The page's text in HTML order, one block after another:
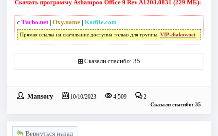
Скачать программу Ashampoo Office 9 Rev A1203.0831 (229 МБ):
с Turbo.net| Oxy.name| Katfile.com |
Прямая ссылка на скачивание доступна только для группы: VIP-diakov.net
Сказали спасибо: 35
Mansory 10/10/2023 4 509 2
Сказали спасибо: 35
Вернуться назад